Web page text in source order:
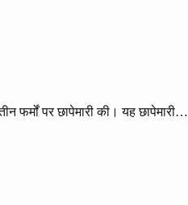
फर्मों पर छापेमारी की। यह छापेमारी…